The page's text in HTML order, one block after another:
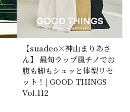
【suadeo×神山まりあさ
ん】 最旬ラップ風チノでお
腹も脚もシュッと体型リセ
ット！| GOOD THINGS
Vol.112